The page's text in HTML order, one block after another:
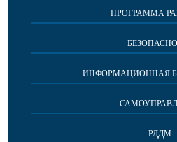
ПРОГРАММА
ИНФОРМАЦИОННАЯ
РДДМ